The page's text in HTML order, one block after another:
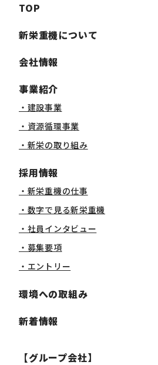
TOP
新栄重機について
会社情報
事業紹介
・建設事業
・資源循環事業
・新栄の取り組み
採用情報
・新栄重機の仕事
・数字で見る新栄重機
・社員インタビュー
・募集要項
・エントリー
環境への取組み
新着情報
【グループ会社】